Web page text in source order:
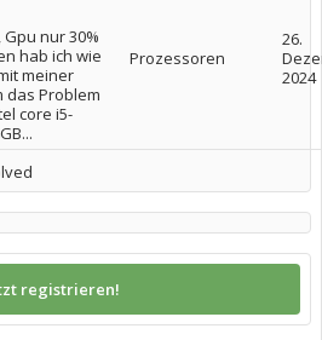
nur 30%
hab ich wie
meiner
das Problem
core i5-
Prozessoren
26.
2024
registrieren!